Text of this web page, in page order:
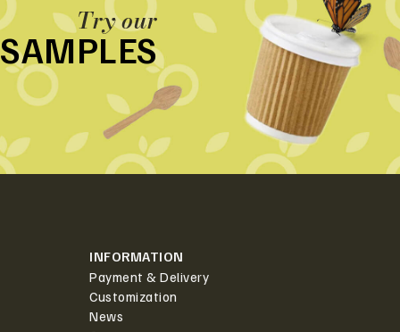
Try our
SAMPLES
INFORMATION
Payment & Delivery
Customization
News